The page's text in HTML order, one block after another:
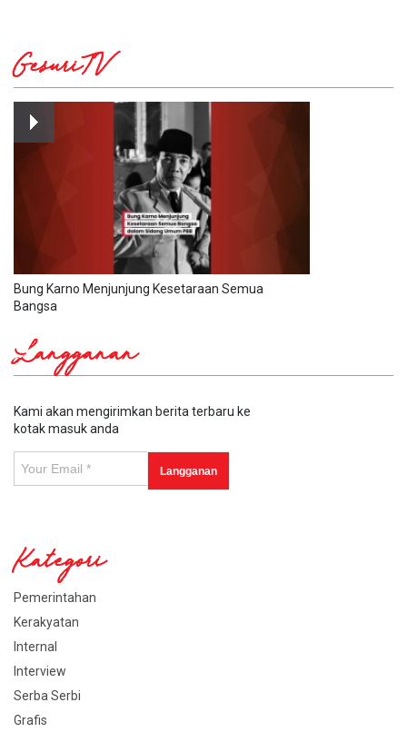
GesuriTV
Bung Karno Menjunjung Kesetaraan Semua
Bangsa
Langganan
Kami akan mengirimkan berita terbaru ke
kotak masuk anda
Kategori
Pemerintahan
Kerakyatan
Internal
Interview
Serba Serbi
Grafis